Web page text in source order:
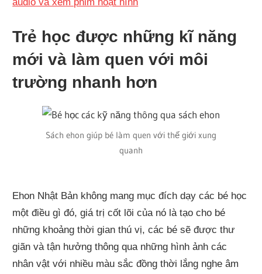
Trẻ học được những kĩ năng
mới và làm quen với môi
trường nhanh hơn
Sách ehon giúp bé làm quen với thế giới xung
quanh
Ehon Nhật Bản không mang mục đích dạy các bé học
một điều gì đó, giá trị cốt lõi của nó là tạo cho bé
những khoảng thời gian thú vị, các bé sẽ được thư
giãn và tận hưởng thông qua những hình ảnh các
nhân vật với nhiều màu sắc đồng thời lắng nghe âm